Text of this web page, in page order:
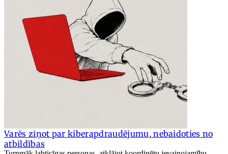
Varēs ziņot par kiberapdraudējumu, nebaidoties no
atbildības